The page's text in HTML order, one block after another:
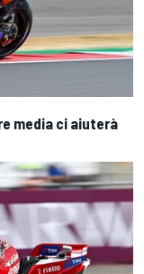
media ci aiuterà